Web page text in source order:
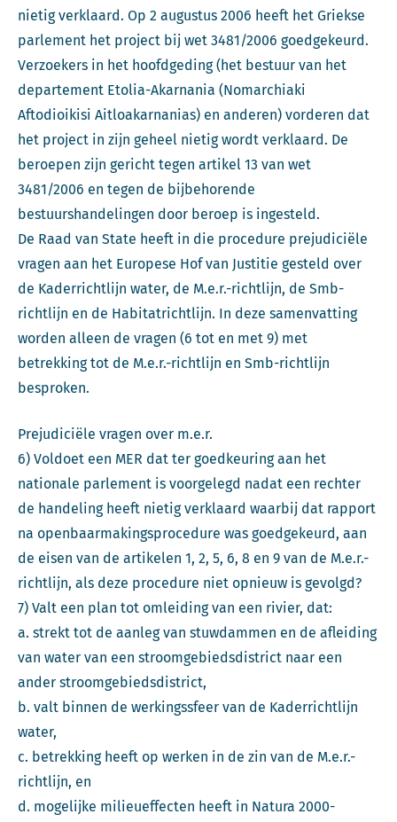
nietig verklaard. Op 2 augustus 2006 heeft het Griekse
parlement het project bij wet 3481/2006 goedgekeurd.
Verzoekers in het hoofdgeding (het bestuur van het
departement Etolia-Akarnania (Nomarchiaki
Aftodioikisi Aitloakarnanias) en anderen) vorderen dat
het project in zijn geheel nietig wordt verklaard. De
beroepen zijn gericht tegen artikel 13 van wet
3481/2006 en tegen de bijbehorende
bestuurshandelingen door beroep is ingesteld.
De Raad van State heeft in die procedure prejudiciële
vragen aan het Europese Hof van Justitie gesteld over
de Kaderrichtlijn water, de M.e.r.-richtlijn, de Smb-
richtlijn en de Habitatrichtlijn. In deze samenvatting
worden alleen de vragen (6 tot en met 9) met
betrekking tot de M.e.r.-richtlijn en Smb-richtlijn
besproken.
Prejudiciële vragen over m.e.r.
6) Voldoet een MER dat ter goedkeuring aan het
nationale parlement is voorgelegd nadat een rechter
de handeling heeft nietig verklaard waarbij dat rapport
na openbaarmakingsprocedure was goedgekeurd, aan
de eisen van de artikelen 1, 2, 5, 6, 8 en 9 van de M.e.r.-
richtlijn, als deze procedure niet opnieuw is gevolgd?
7) Valt een plan tot omleiding van een rivier, dat:
a. strekt tot de aanleg van stuwdammen en de afleiding
van water van een stroomgebiedsdistrict naar een
ander stroomgebiedsdistrict,
b. valt binnen de werkingssfeer van de Kaderrichtlijn
water,
c. betrekking heeft op werken in de zin van de M.e.r.-
richtlijn, en
d. mogelijke milieueffecten heeft in Natura 2000-